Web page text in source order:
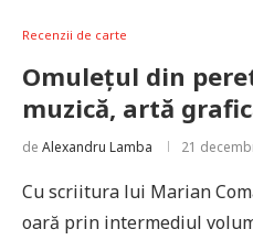
Recenzii de carte
Omulețul din
muzică, artă
de Alexandru Lamba 21
Cu scriitura lui Marian
oară prin intermediul